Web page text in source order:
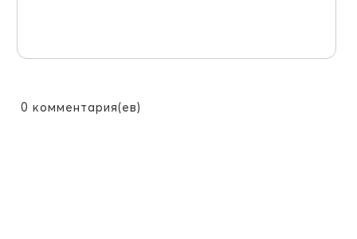
0 комментария(ев)